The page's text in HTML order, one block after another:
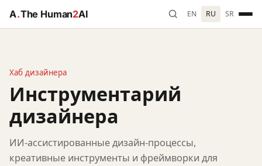
A.The Human2AI EN RU SR
Хаб дизайнера
Инструментарий
дизайнера
ИИ-ассистированные дизайн-процессы,
креативные инструменты и фреймворки для